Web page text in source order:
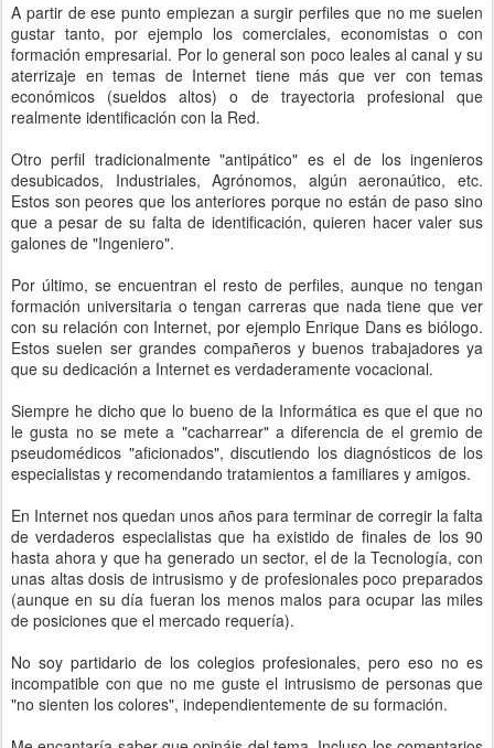
A partir de ese punto empiezan a surgir perfiles que no me suelen
gustar tanto, por ejemplo los comerciales, economistas o con
formación empresarial. Por lo general son poco leales al canal y su
aterrizaje en temas de Internet tiene más que ver con temas
económicos (sueldos altos) o de trayectoria profesional que
realmente identificación con la Red.
Otro perfil tradicionalmente "antipático" es el de los ingenieros
desubicados, Industriales, Agrónomos, algún aeronaútico, etc.
Estos son peores que los anteriores porque no están de paso sino
que a pesar de su falta de identificación, quieren hacer valer sus
galones de "Ingeniero".
Por último, se encuentran el resto de perfiles, aunque no tengan
formación universitaria o tengan carreras que nada tiene que ver
con su relación con Internet, por ejemplo Enrique Dans es biólogo.
Estos suelen ser grandes compañeros y buenos trabajadores ya
que su dedicación a Internet es verdaderamente vocacional.
Siempre he dicho que lo bueno de la Informática es que el que no
le gusta no se mete a "cacharrear" a diferencia de el gremio de
pseudomédicos "aficionados", discutiendo los diagnósticos de los
especialistas y recomendando tratamientos a familiares y amigos.
En Internet nos quedan unos años para terminar de corregir la falta
de verdaderos especialistas que ha existido de finales de los 90
hasta ahora y que ha generado un sector, el de la Tecnología, con
unas altas dosis de intrusismo y de profesionales poco preparados
(aunque en su día fueran los menos malos para ocupar las miles
de posiciones que el mercado requería).
No soy partidario de los colegios profesionales, pero eso no es
incompatible con que no me guste el intrusismo de personas que
"no sienten los colores", independientemente de su formación.